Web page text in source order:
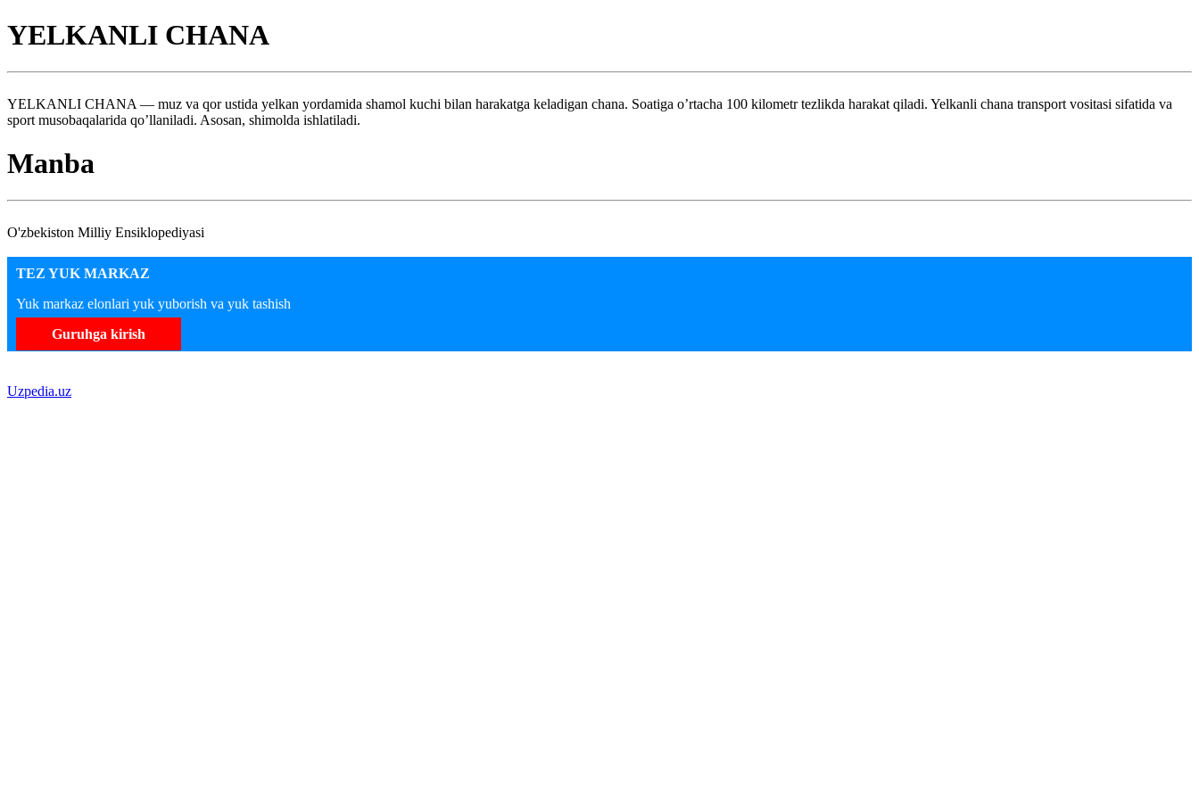
YELKANLI CHANA
YELKANLI CHANA — muz va qor ustida yelkan yordamida shamol kuchi bilan harakatga keladigan chana. Soatiga o’rtacha 100 kilometr tezlikda harakat qiladi. Yelkanli chana transport vositasi sifatida va
sport musobaqalarida qo’llaniladi. Asosan, shimolda ishlatiladi.
Manba
O'zbekiston Milliy Ensiklopediyasi
TEZ YUK MARKAZ
Yuk markaz elonlari yuk yuborish va yuk tashish
Guruhga kirish
Uzpedia.uz